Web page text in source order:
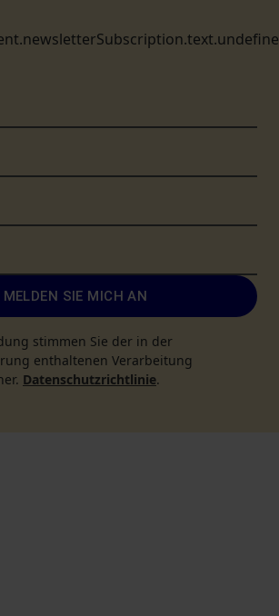
MELDEN SIE MICH AN
stimmen Sie der in der
enthaltenen Verarbeitung
Datenschutzrichtlinie.